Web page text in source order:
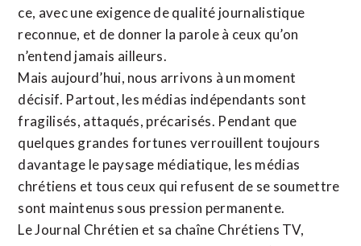
ce, avec une exigence de qualité journalistique
reconnue, et de donner la parole à ceux qu’on
n’entend jamais ailleurs.
Mais aujourd’hui, nous arrivons à un moment
décisif. Partout, les médias indépendants sont
fragilisés, attaqués, précarisés. Pendant que
quelques grandes fortunes verrouillent toujours
davantage le paysage médiatique, les médias
chrétiens et tous ceux qui refusent de se soumettre
sont maintenus sous pression permanente.
Le Journal Chrétien et sa chaîne Chrétiens TV,